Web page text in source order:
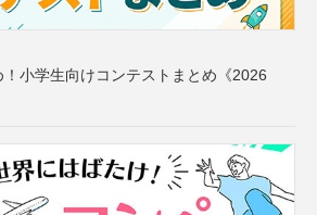
小学生向けコンテストまとめ《2026